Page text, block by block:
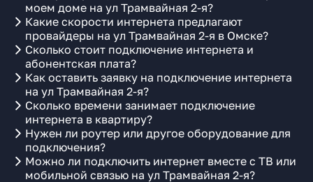
моем доме на ул Трамвайная 2-я?
Какие скорости интернета предлагают
провайдеры на ул Трамвайная 2-я в Омске?
Сколько стоит подключение интернета и
абонентская плата?
Как оставить заявку на подключение интернета
на ул Трамвайная 2-я?
Сколько времени занимает подключение
интернета в квартиру?
Нужен ли роутер или другое оборудование для
подключения?
Можно ли подключить интернет вместе с ТВ или
мобильной связью на ул Трамвайная 2-я?